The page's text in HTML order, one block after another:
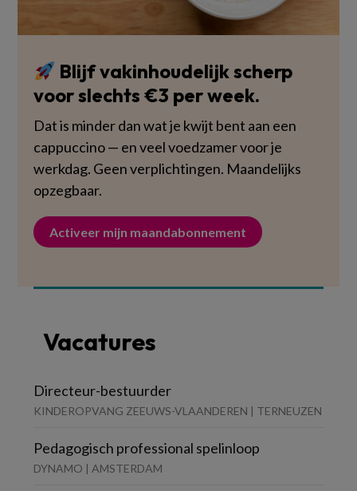
Blijf vakinhoudelijk scherp
voor slechts €3 per week.
Dat is minder dan wat je kwijt bent aan een
cappuccino — en veel voedzamer voor je
werkdag. Geen verplichtingen. Maandelijks
opzegbaar.
Activeer mijn maandabonnement
Vacatures
Directeur-bestuurder
KINDEROPVANG ZEEUWS-VLAANDEREN | TERNEUZEN
Pedagogisch professional spelinloop
DYNAMO | AMSTERDAM